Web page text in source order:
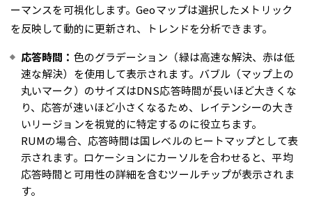
ーマンスを可視化します。Geoマップは選択したメトリック
を反映して動的に更新され、トレンドを分析できます。
応答時間： 色のグラデーション（緑は高速な解決、赤は低
速な解決）を使用して表示されます。バブル（マップ上の
丸いマーク）のサイズはDNS応答時間が長いほど大きくな
り、応答が速いほど小さくなるため、レイテンシーの大き
いリージョンを視覚的に特定するのに役立ちます。
RUMの場合、応答時間は国レベルのヒートマップとして表
示されます。ロケーションにカーソルを合わせると、平均
応答時間と可用性の詳細を含むツールチップが表示されま
す。